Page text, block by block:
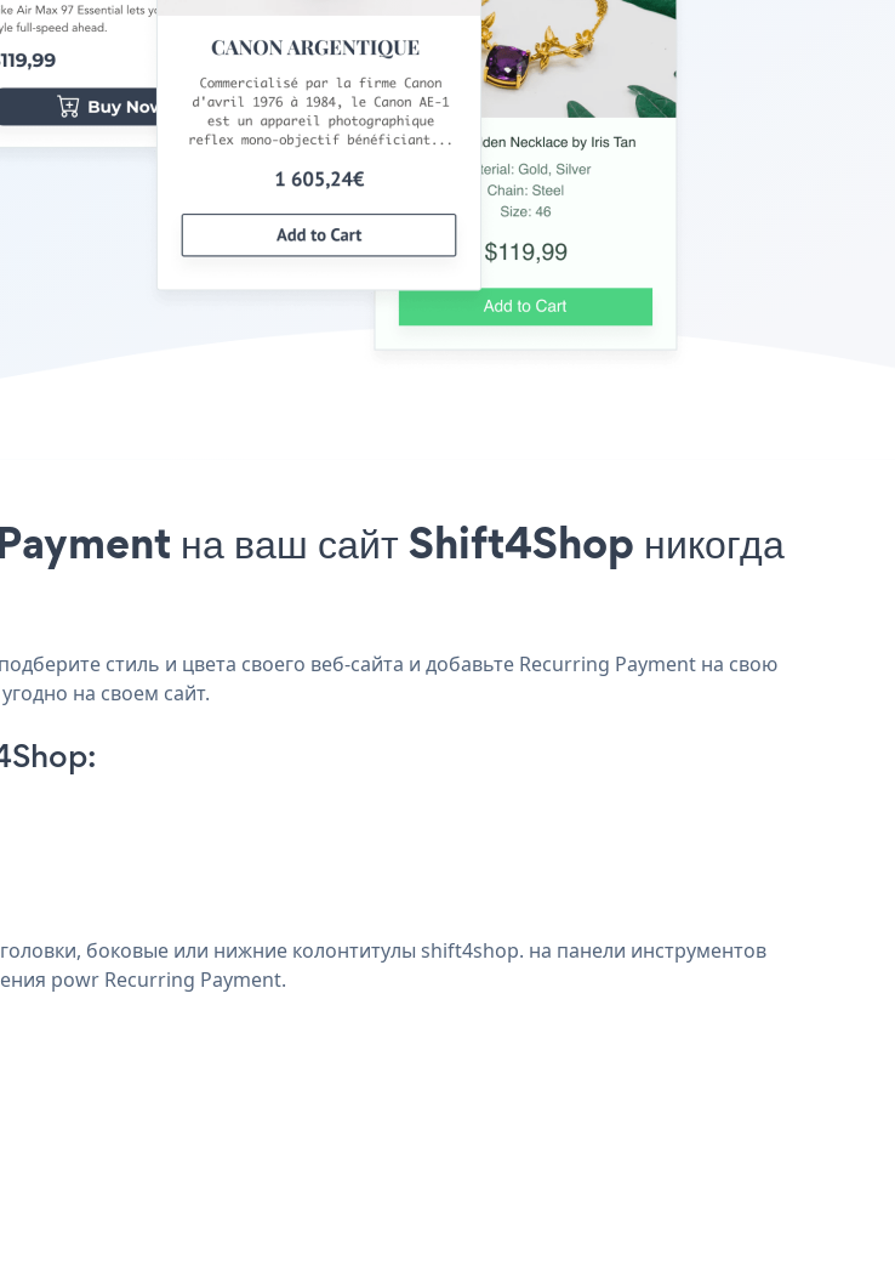
на ваш сайт Shift4Shop никогда
стиль и цвета своего веб-сайта и добавьте Recurring Payment на свою
на своем сайт.
боковые или нижние колонтитулы shift4shop. на панели инструментов
powr Recurring Payment.